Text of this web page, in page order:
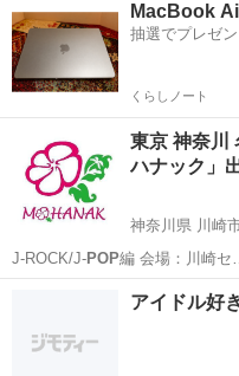
MacBook
抽選でプレゼ
くらしノート
東京 神奈川
ハナック」
神奈川県 川崎
J-ROCK/J-POP編 会場：川崎
コンサー
アイドル好